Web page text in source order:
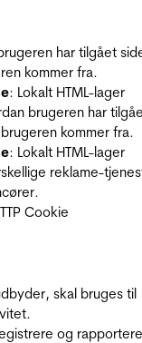
har tilgået
kommer fra.
: Lokalt HTML-lager
brugeren har
kommer fra.
: Lokalt HTML-lager
reklame-
Cookie
skal bruges til
og